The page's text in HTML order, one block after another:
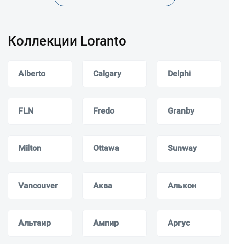
Коллекции Loranto
Alberto Calgary Delphi
FLN Fredo Granby
Milton Ottawa Sunway
Vancouver Аква Алькон
Альтаир Ампир Аргус